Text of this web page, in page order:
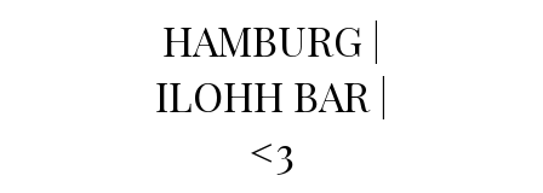
HAMBURG |
ILOHH BAR |
<3